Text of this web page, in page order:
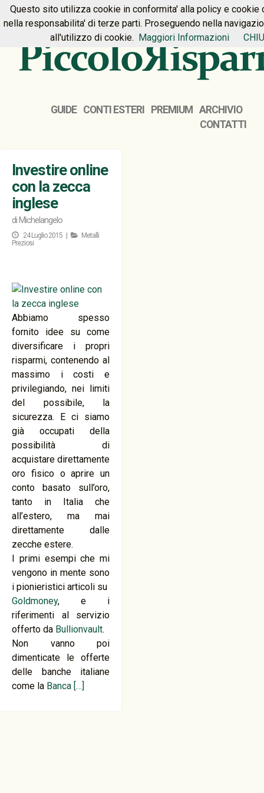
HOME PREMIUM CONTATTI
GUIDE CONTI ESTERI PREMIUM
ARCHIVIO
CONTATTI
Investire online
con la zecca
inglese
di Michelangelo
24 Luglio 2015 |
Metalli
Preziosi
Abbiamo spesso
fornito idee su come
diversificare i propri
risparmi, contenendo al
massimo i costi e
privilegiando, nei limiti
del possibile, la
sicurezza. E ci siamo
già occupati della
possibilità di
acquistare direttamente
oro fisico o aprire un
conto basato sull’oro,
tanto in Italia che
all’estero, ma mai
direttamente dalle
zecche estere.
I primi esempi che mi
vengono in mente sono
i pionieristici articoli su
Goldmoney, e i
riferimenti al servizio
offerto da Bullionvault.
Non vanno poi
dimenticate le offerte
delle banche italiane
come la Banca […]
Questo sito utilizza cookie in conformita' alla policy e cookie
nella responsabilita' di terze parti. Proseguendo nella
all'utilizzo di cookie. Maggiori Informazioni